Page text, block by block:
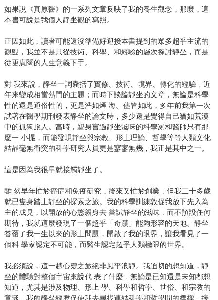
如果說《真原醫》的一系列文章反映了我的養生觀念，那麼，這
本書可說是我個人靜坐觀的寫照。
正因如此，讀者可能還沒準備好迎接本書提到的眾多超乎主流的
觀點，我並不是只從技術、科學、和經驗的層次探討靜坐，而是
從更廣闊的人生意義下手。
對 我來說，靜坐一詞囊括了實修、技術、境界、轉化的經驗，近
年來變成相當熱門的主題；而時下談論靜坐的文章，無論是科學
性的還是通俗性的，更是浩如煙 海。儘管如此，多年前我第一次
試著在醫學期刊發表靜坐的論文時，多少還是覺得自己猶如荒漠
中的孤獨旅人。當時，親身嘗過靜坐滋味的科學家和醫師只有那
麼一 小撮，而能發現靜坐與宗教、形上理論、哲學等等人類文化
結晶毫無衝突的科學研究人員更是寥寥無幾，我正是其中之一。
這是因為我很早就接觸靜坐了。
雖 然早年忙於癌症和免疫研究，後來又忙於創業，但我二十多歲
就已隻身踏上靜坐的探索之旅。我的科學訓練敦促我放下先入為
主的成見，以開放的心態親身去 嘗試靜坐的滋味，而不預設任何
期待，我就這麼發現了一個超乎「奇蹟」能夠形容的天地。靜坐
答覆了我一生以來的形上問題，開啟了我的眼界，讓我看見了一
個科 學家認定不可能，而醫生認定超乎人類極限的世界。
我必須說，這一趟心靈之旅絕非風平浪靜。我迫切的想知道，靜
坐的體驗對整個宇宙來說代 表了什麼，無論是已知還是未知都想
知道，尤其是涉及物理、形上 學、科學和哲學、世俗、和宗教的
意涵。我的靜坐經歷促使我去尋找連結科學和哲學間的橋樑，接